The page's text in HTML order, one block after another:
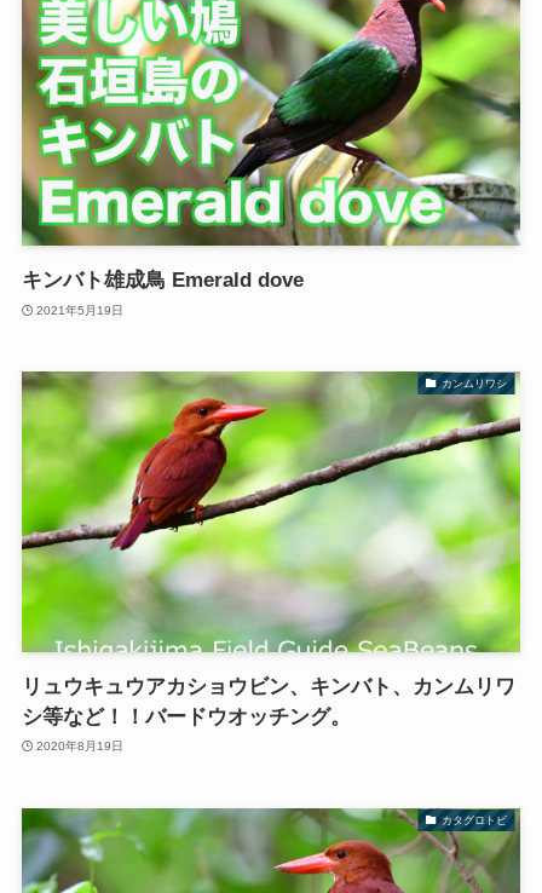
キンバト雄成鳥 Emerald dove
2021年5月19日
カンムリワシ
リュウキュウアカショウビン、キンバト、カンムリワ
シ等など！！バードウオッチング。
2020年8月19日
カタグロトビ